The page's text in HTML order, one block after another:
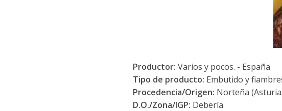
Productor: Varios y pocos. - España
Tipo de producto: Embutido y
Procedencia/Origen: Norteña
D.O./Zona/IGP: Debería